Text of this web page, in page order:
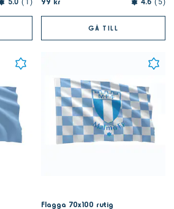
5.0 1 4.6 5
GÅ TILL
Flagga 70x100 rutig